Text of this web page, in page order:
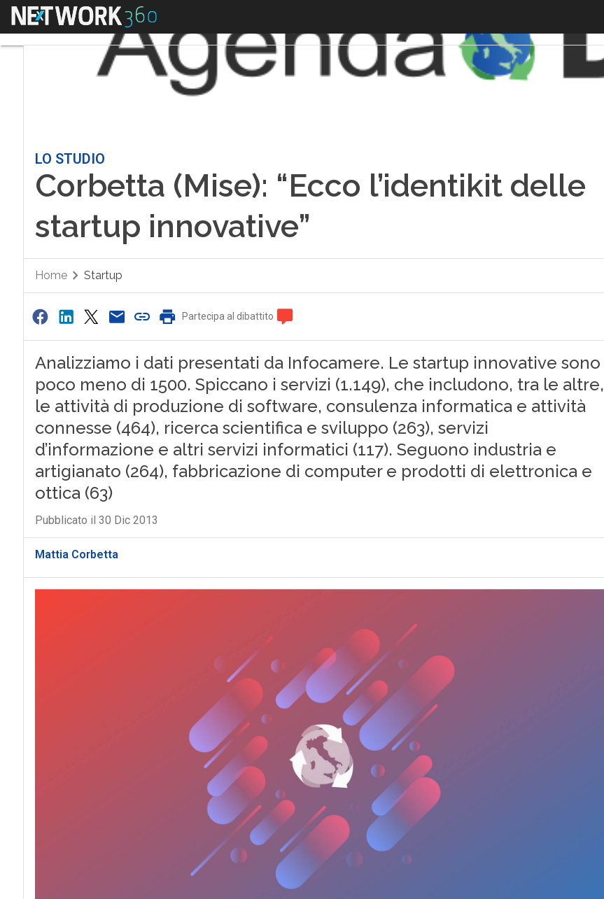
Menu
LO STUDIO
Corbetta (Mise): “Ecco l’identikit delle
startup innovative”
Home Startup
Partecipa al dibattito
Analizziamo i dati presentati da Infocamere. Le startup innovative sono
poco meno di 1500. Spiccano i servizi (1.149), che includono, tra le altre,
le attività di produzione di software, consulenza informatica e attività
connesse (464), ricerca scientifica e sviluppo (263), servizi
d’informazione e altri servizi informatici (117). Seguono industria e
artigianato (264), fabbricazione di computer e prodotti di elettronica e
ottica (63)
Pubblicato il 30 Dic 2013
Mattia Corbetta